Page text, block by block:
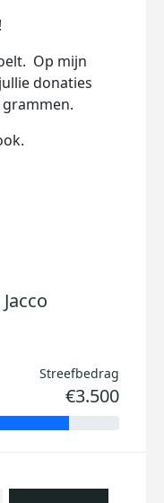
Op mijn
donaties
Streefbedrag
€3.500